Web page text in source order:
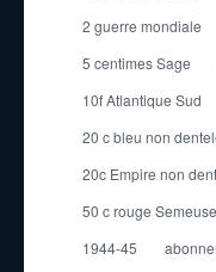
2 guerre mondiale
5 centimes Sage
10f Atlantique Sud
20 c bleu non
20c Empire non
50 c rouge
1944-45